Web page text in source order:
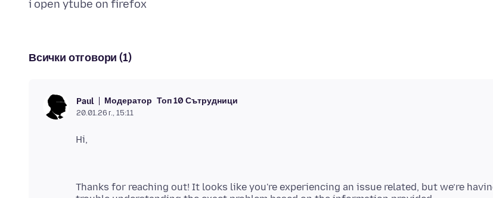
Всички отговори (1)
Paul Модератор Топ 10 Сътрудници
20.01.26 г., 15:11
Thanks for reaching out! It looks like you're experiencing an issue related, but we’re